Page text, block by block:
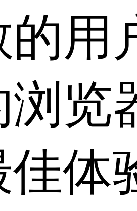
的用
浏览
佳体